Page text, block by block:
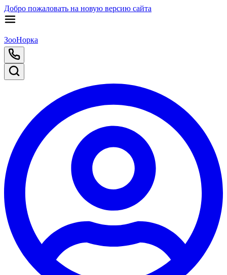
Добро пожаловать на новую версию сайта
ЗооНорка